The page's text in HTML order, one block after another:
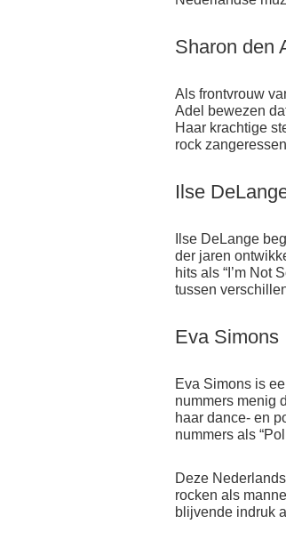
Sharon den
Als frontvrouw
Adel bewezen
Haar krachtige
rock
Ilse
Ilse DeLange
der jaren
hits als “I’m Not
tussen
Eva Simons
Eva Simons is
nummers menig
haar dance- en
nummers als
Deze
rocken als
blijvende indruk